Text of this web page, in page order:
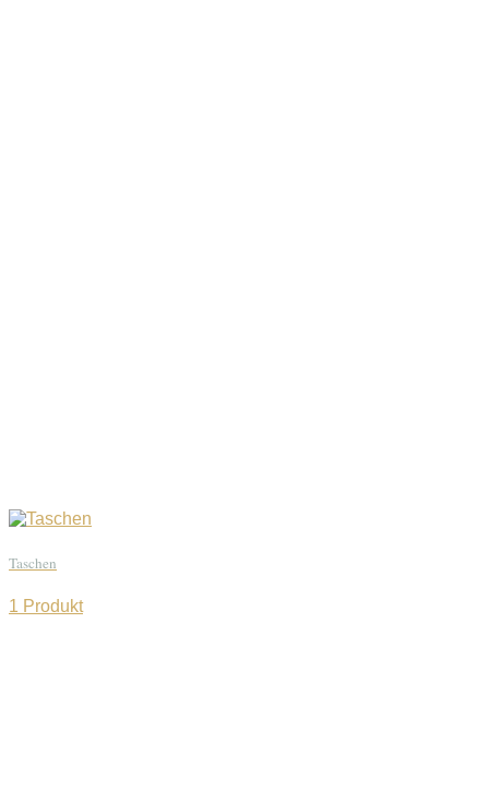
Taschen
1 Produkt